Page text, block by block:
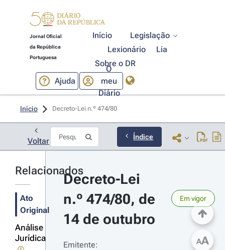
Jornal Oficial
da República
Portuguesa
Início
Legislação
Lexionário
Lia
Sobre o DR
Ajuda
O
meu
Diário
Início Decreto-Lei n.º 474/80
Voltar Índice
Relacionados
Ato
Original
Análise
Jurídica
Decreto-Lei
n.º 474/80, de
14 de outubro
Em vigor
Emitente:
AA